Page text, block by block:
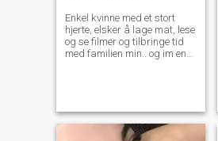
Enkel kvinne med et stort
hjerte, elsker å lage mat, lese
og se filmer og tilbringe tid
med familien min.. og im en
og ha barn .. til den jeg
venter på, bare her og venter